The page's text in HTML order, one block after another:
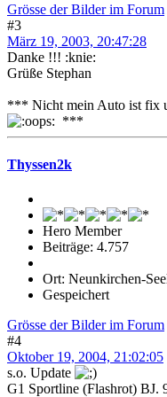
Grösse der Bilder im Forum
#3
März 19, 2003, 20:47:28
Danke !!! :knie:
Grüße Stephan
*** Nicht mein Auto ist fix
***
Thyssen2k
Hero Member
Beiträge: 4.757
Ort: Neunkirchen-
Gespeichert
Grösse der Bilder im Forum
#4
Oktober 19, 2004, 21:02:05
s.o. Update
G1 Sportline (Flashrot) BJ.